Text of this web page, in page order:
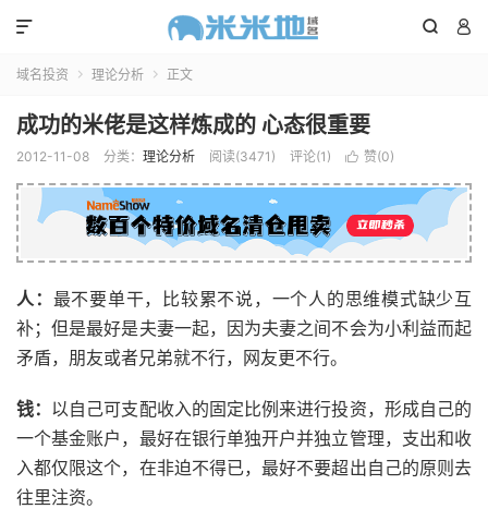
 

域名投资  理论分析  正文
成功的米佬是这样炼成的 心态很重要
2012-11-08 分类： 理论分析 阅读(3471) 评论(1)  赞(0)
人： 最不要单干，比较累不说，一个人的思维模式缺少互
补；但是最好是夫妻一起，因为夫妻之间不会为小利益而起
矛盾，朋友或者兄弟就不行，网友更不行。
钱： 以自己可支配收入的固定比例来进行投资，形成自己的
一个基金账户，最好在银行单独开户并独立管理，支出和收
入都仅限这个，在非迫不得已，最好不要超出自己的原则去
往里注资。